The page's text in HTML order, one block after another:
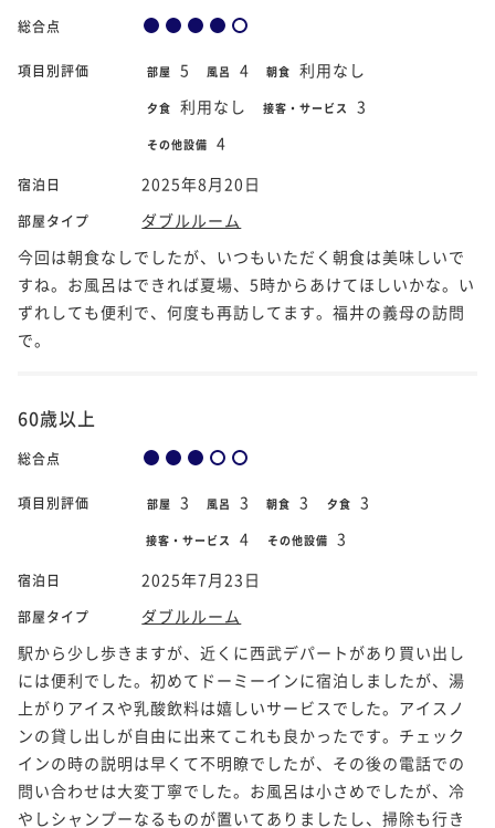
総合点
項目別評価 部屋 5 風呂 4 朝食 利用なし
夕食 利用なし 接客・サービス 3
その他設備 4
宿泊日 2025年8月20日
部屋タイプ
ダブルルーム
今回は朝食なしでしたが、いつもいただく朝食は美味しいで
すね。お風呂はできれば夏場、5時からあけてほしいかな。い
ずれしても便利で、何度も再訪してます。福井の義母の訪問
で。
60歳以上
総合点
項目別評価 部屋 3 風呂 3 朝食 3 夕食 3
接客・サービス 4 その他設備 3
宿泊日 2025年7月23日
部屋タイプ
ダブルルーム
駅から少し歩きますが、近くに西武デパートがあり買い出し
には便利でした。初めてドーミーインに宿泊しましたが、湯
上がりアイスや乳酸飲料は嬉しいサービスでした。アイスノ
ンの貸し出しが自由に出来てこれも良かったです。チェック
インの時の説明は早くて不明瞭でしたが、その後の電話での
問い合わせは大変丁寧でした。お風呂は小さめでしたが、冷
やしシャンプーなるものが置いてありましたし、掃除も行き